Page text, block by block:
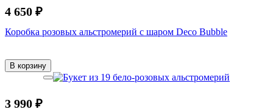
4 650 ₽
Коробка розовых альстромерий с шаром Deco Bubble
В корзину
3 990 ₽